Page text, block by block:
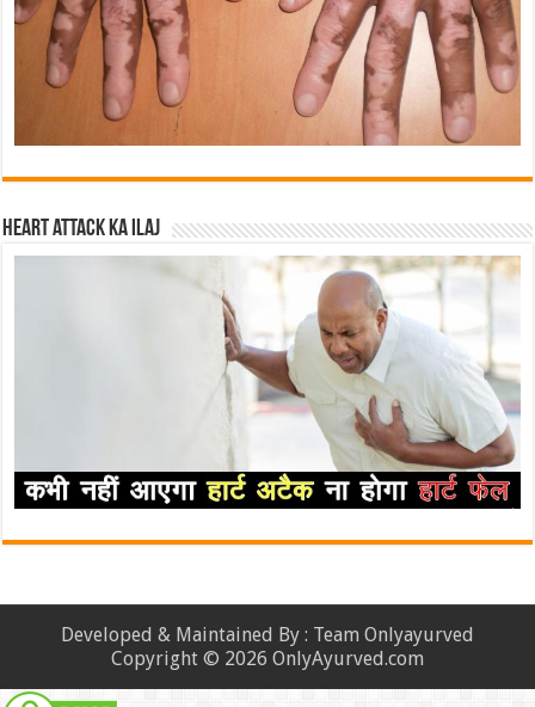
Heart attack ka ilaj
Developed & Maintained By : Team Onlyayurved
Copyright © 2026 OnlyAyurved.com